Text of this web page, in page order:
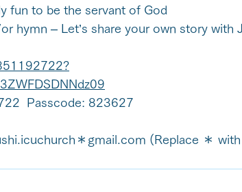
fun to be the servant of God
hymn – Let’s share your own story with
Passcode: 823627
＊gmail.com (Replace ＊ with